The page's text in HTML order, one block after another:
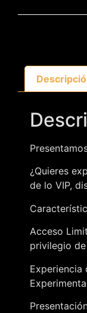
¿Quieres
de lo VIP,
Acceso
privilegio
Experiencia